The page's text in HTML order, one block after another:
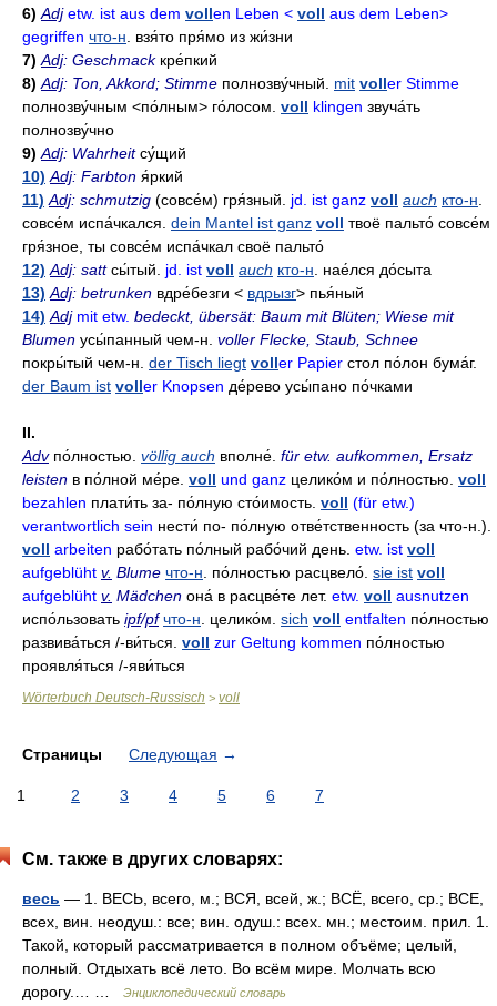
6) Adj etw. ist aus dem vollen Leben < voll aus dem Leben>
gegriffen что-н
взя́то пря́мо из жи́зни
7) Adj: Geschmack кре́пкий
8) Adj: Ton, Akkord; Stimme полнозву́чный mit voller Stimme
полнозву́чным <по́лным> го́лосом voll klingen звуча́ть
полнозву́чно
9) Adj: Wahrheit су́щий
10) Adj: Farbton я́ркий
11) Adj: schmutzig (совсе́м) гря́зный jd. ist ganz voll auch кто-н
совсе́м испа́чкался dein Mantel ist ganz voll твоё пальто́ совсе́м
гря́зное ты совсе́м испа́чкал своё пальто́
12) Adj: satt сы́тый jd. ist voll auch кто-н
нае́лся до́сыта
13) Adj: betrunken вдре́безги < вдрызг> пья́ный
14) Adj mit etw. bedeckt, übersät: Baum mit Blüten; Wiese mit
Blumen усы́панный чем-н voller Flecke, Staub, Schnee
покры́тый чем-н der Tisch liegt voller Papier стол по́лон бума́г.
der Baum ist voller Knopsen де́рево усы́пано по́чками
II.
Adv по́лностью völlig auch вполне́ für etw. aufkommen, Ersatz
leisten в по́лной ме́ре voll und ganz целико́м и по́лностью voll
bezahlen плати́ть за- по́лную сто́имость. voll (für etw.)
verantwortlich sein нести́ по- по́лную отве́тственность (за что-н.).
voll arbeiten рабо́тать по́лный рабо́чий день etw. ist voll
aufgeblüht v. Blume что-н по́лностью расцвело́ sie ist voll
aufgeblüht v. Mädchen она́ в расцве́те лет. etw. voll ausnutzen
испо́льзовать ipf/pf что-н целико́м sich voll entfalten по́лностью
развива́ться /-ви́ться voll zur Geltung kommen по́лностью
проявля́ться /-яви́ться
Wörterbuch Deutsch-Russisch > voll
Страницы Следующая →
1 2 3 4 5 6 7
См. также в других словарях:
весь — 1. ВЕСЬ, всего, м.; ВСЯ, всей, ж.; ВСЁ, всего, ср.; ВСЕ,
всех, вин. неодуш.: все; вин. одуш.: всех. мн.; местоим. прил. 1.
Такой, который рассматривается в полном объёме; целый,
полный. Отдыхать всё лето. Во всём мире. Молчать всю
дорогу.… …
Энциклопедический словарь